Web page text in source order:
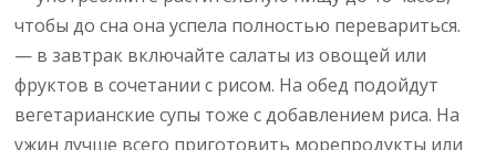
чтобы до сна она успела полностью перевариться.
— в завтрак включайте салаты из овощей или
фруктов в сочетании с рисом. На обед подойдут
вегетарианские супы тоже с добавлением риса. На
ужин лучше всего приготовить морепродукты или